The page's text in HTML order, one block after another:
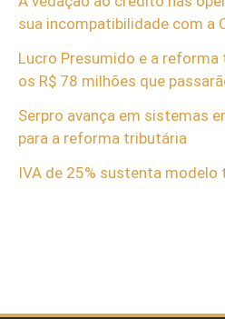
sua incompatibilidade com a
Lucro Presumido e a
os R$ 78 milhões que
Serpro avança em sistemas
para a reforma tributária
IVA de 25% sustenta modelo